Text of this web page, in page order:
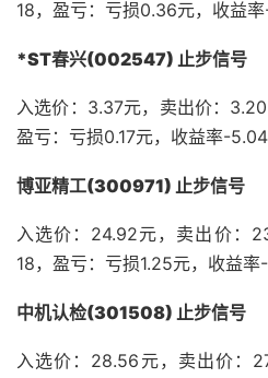
18，盈亏：亏损0.36元，收益率-
*ST春兴(002547) 止步信号
入选价：3.37元，卖出价：
盈亏：亏损0.17元，收益率-
博亚精工(300971) 止步信号
入选价：24.92元，卖出价：
18，盈亏：亏损1.25元，收益率-
中机认检(301508) 止步信号
入选价：28.56元，卖出价：